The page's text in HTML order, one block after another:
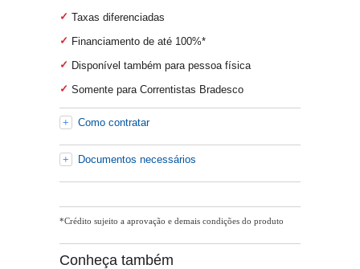
Taxas diferenciadas
Financiamento de até 100%*
Disponível também para pessoa física
Somente para Correntistas Bradesco
Como contratar
Documentos necessários
*Crédito sujeito a aprovação e demais condições do produto
Conheça também